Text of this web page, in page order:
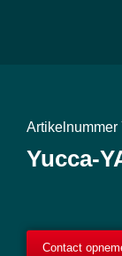
Artikelnummer
Yucca-
Contact